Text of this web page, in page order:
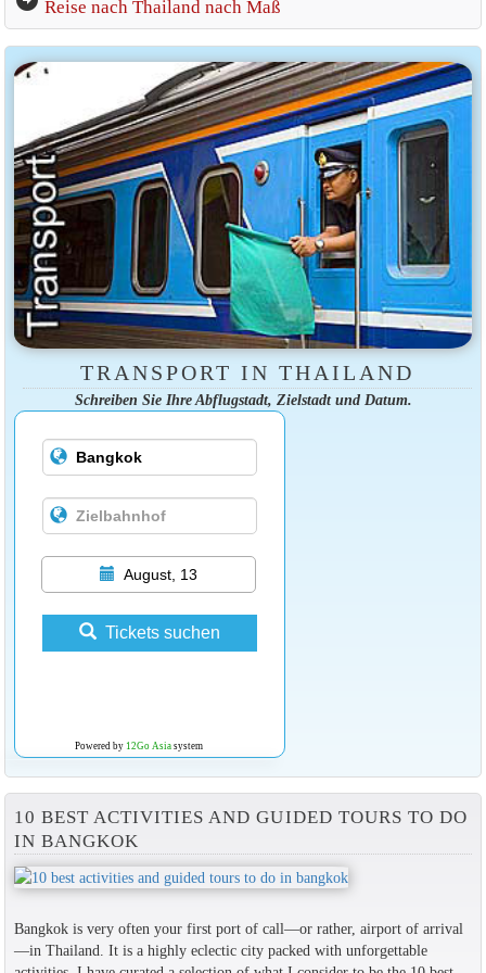
Reise nach Thailand nach Maß
TRANSPORT IN THAILAND
Schreiben Sie Ihre Abflugstadt, Zielstadt und Datum.
August, 13
Tickets suchen
Powered by 12Go Asiasystem
10 BEST ACTIVITIES AND GUIDED TOURS TO DO
IN BANGKOK
Bangkok is very often your first port of call—or rather, airport of arrival
—in Thailand. It is a highly eclectic city packed with unforgettable